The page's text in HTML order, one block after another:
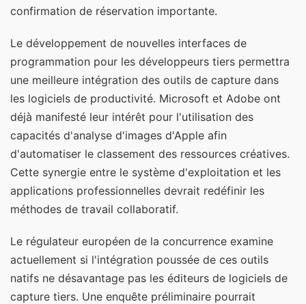
confirmation de réservation importante.
Le développement de nouvelles interfaces de
programmation pour les développeurs tiers permettra
une meilleure intégration des outils de capture dans
les logiciels de productivité. Microsoft et Adobe ont
déjà manifesté leur intérêt pour l'utilisation des
capacités d'analyse d'images d'Apple afin
d'automatiser le classement des ressources créatives.
Cette synergie entre le système d'exploitation et les
applications professionnelles devrait redéfinir les
méthodes de travail collaboratif.
Le régulateur européen de la concurrence examine
actuellement si l'intégration poussée de ces outils
natifs ne désavantage pas les éditeurs de logiciels de
capture tiers. Une enquête préliminaire pourrait